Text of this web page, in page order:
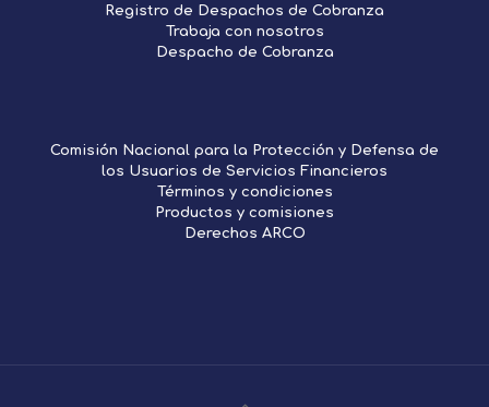
Registro de Despachos de Cobranza
Trabaja con nosotros
Despacho de Cobranza
Comisión Nacional para la Protección y Defensa de
los Usuarios de Servicios Financieros
Términos y condiciones
Productos y comisiones
Derechos ARCO